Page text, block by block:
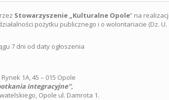
Stowarzyszenie „Kulturalne Opole” na
pożytku publicznego i o wolontariacie (Dz. U.
7 dni od daty ogłoszenia
1A, 45 – 015 Opole
integracyjne”,
Opole ul. Damrota 1.